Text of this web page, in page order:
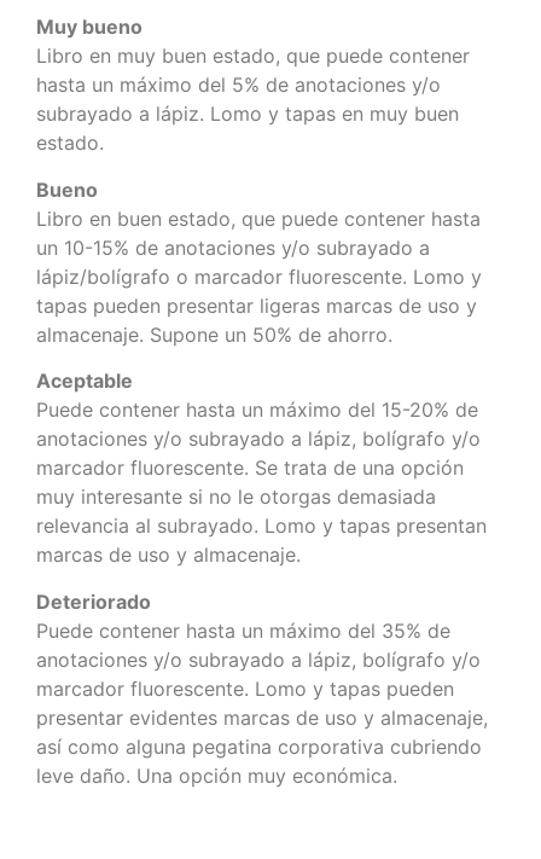
Muy bueno
Libro en muy buen estado, que puede contener
hasta un máximo del 5% de anotaciones y/o
subrayado a lápiz. Lomo y tapas en muy buen
estado.
Bueno
Libro en buen estado, que puede contener hasta
un 10-15% de anotaciones y/o subrayado a
lápiz/bolígrafo o marcador fluorescente. Lomo y
tapas pueden presentar ligeras marcas de uso y
almacenaje. Supone un 50% de ahorro.
Aceptable
Puede contener hasta un máximo del 15-20% de
anotaciones y/o subrayado a lápiz, bolígrafo y/o
marcador fluorescente. Se trata de una opción
muy interesante si no le otorgas demasiada
relevancia al subrayado. Lomo y tapas presentan
marcas de uso y almacenaje.
Deteriorado
Puede contener hasta un máximo del 35% de
anotaciones y/o subrayado a lápiz, bolígrafo y/o
marcador fluorescente. Lomo y tapas pueden
presentar evidentes marcas de uso y almacenaje,
así como alguna pegatina corporativa cubriendo
leve daño. Una opción muy económica.